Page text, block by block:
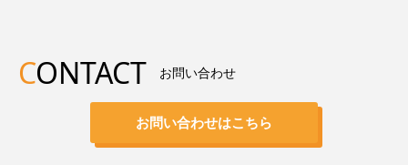
CONTACT お問い合わせ
お問い合わせはこちら